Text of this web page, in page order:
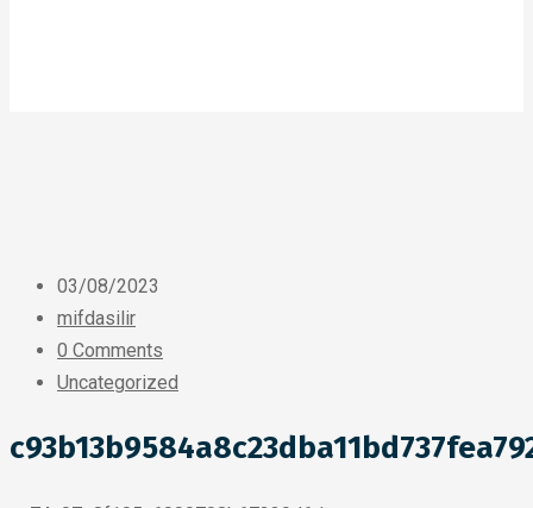
03/08/2023
mifdasilir
0 Comments
Uncategorized